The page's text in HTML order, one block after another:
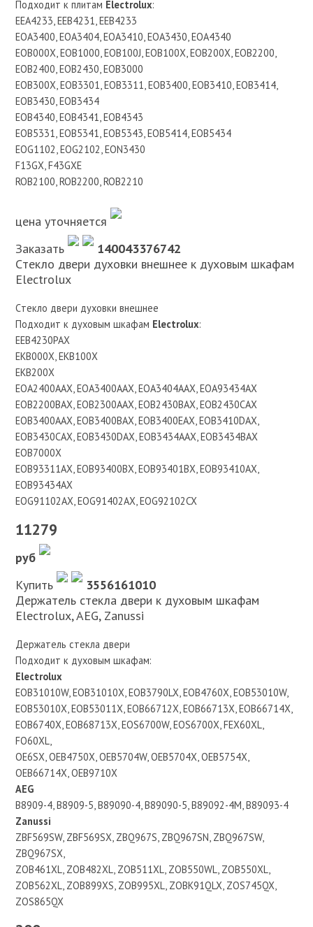
Подходит к плитам Electrolux:
EEA4233, EEB4231, EEB4233
EOA3400, EOA3404, EOA3410, EOA3430, EOA4340
EOB000X, EOB1000, EOB100J, EOB100X, EOB200X, EOB2200,
EOB2400, EOB2430, EOB3000
EOB300X, EOB3301, EOB3311, EOB3400, EOB3410, EOB3414,
EOB3430, EOB3434
EOB4340, EOB4341, EOB4343
EOB5331, EOB5341, EOB5343, EOB5414, EOB5434
EOG1102, EOG2102, EON3430
F13GX, F43GXE
ROB2100, ROB2200, ROB2210
цена уточняется
Заказать
140043376742
Cтекло двери духовки внешнее к духовым шкафам
Electrolux
Cтекло двери духовки внешнее
Подходит к духовым шкафам Electrolux:
EEB4230PAX
EKB000X, EKB100X
EKB200X
EOA2400AAX, EOA3400AAX, EOA3404AAX, EOA93434AX
EOB2200BAX, EOB2300AAX, EOB2430BAX, EOB2430CAX
EOB3400AAX, EOB3400BAX, EOB3400EAX, EOB3410DAX,
EOB3430CAX, EOB3430DAX, EOB3434AAX, EOB3434BAX
EOB7000X
EOB93311AX, EOB93400BX, EOB93401BX, EOB93410AX,
EOB93434AX
EOG91102AX, EOG91402AX, EOG92102CX
11279
руб
Купить
3556161010
Держатель стекла двери к духовым шкафам
Electrolux, AEG, Zanussi
Держатель стекла двери
Подходит к духовым шкафам:
Electrolux
EOB31010W, EOB31010X, EOB3790LX, EOB4760X, EOB53010W,
EOB53010X, EOB53011X, EOB66712X, EOB66713X, EOB66714X,
EOB6740X, EOB68713X, EOS6700W, EOS6700X, FEX60XL,
FO60XL,
OE6SX, OEB4750X, OEB5704W, OEB5704X, OEB5754X,
OEB66714X, OEB9710X
AEG
B8909-4, B8909-5, B89090-4, B89090-5, B89092-4M, B89093-4
Zanussi
ZBF569SW, ZBF569SX, ZBQ967S, ZBQ967SN, ZBQ967SW,
ZBQ967SX,
ZOB461XL, ZOB482XL, ZOB511XL, ZOB550WL, ZOB550XL,
ZOB562XL, ZOB899XS, ZOB995XL, ZOBK91QLX, ZOS745QX,
ZOS865QX